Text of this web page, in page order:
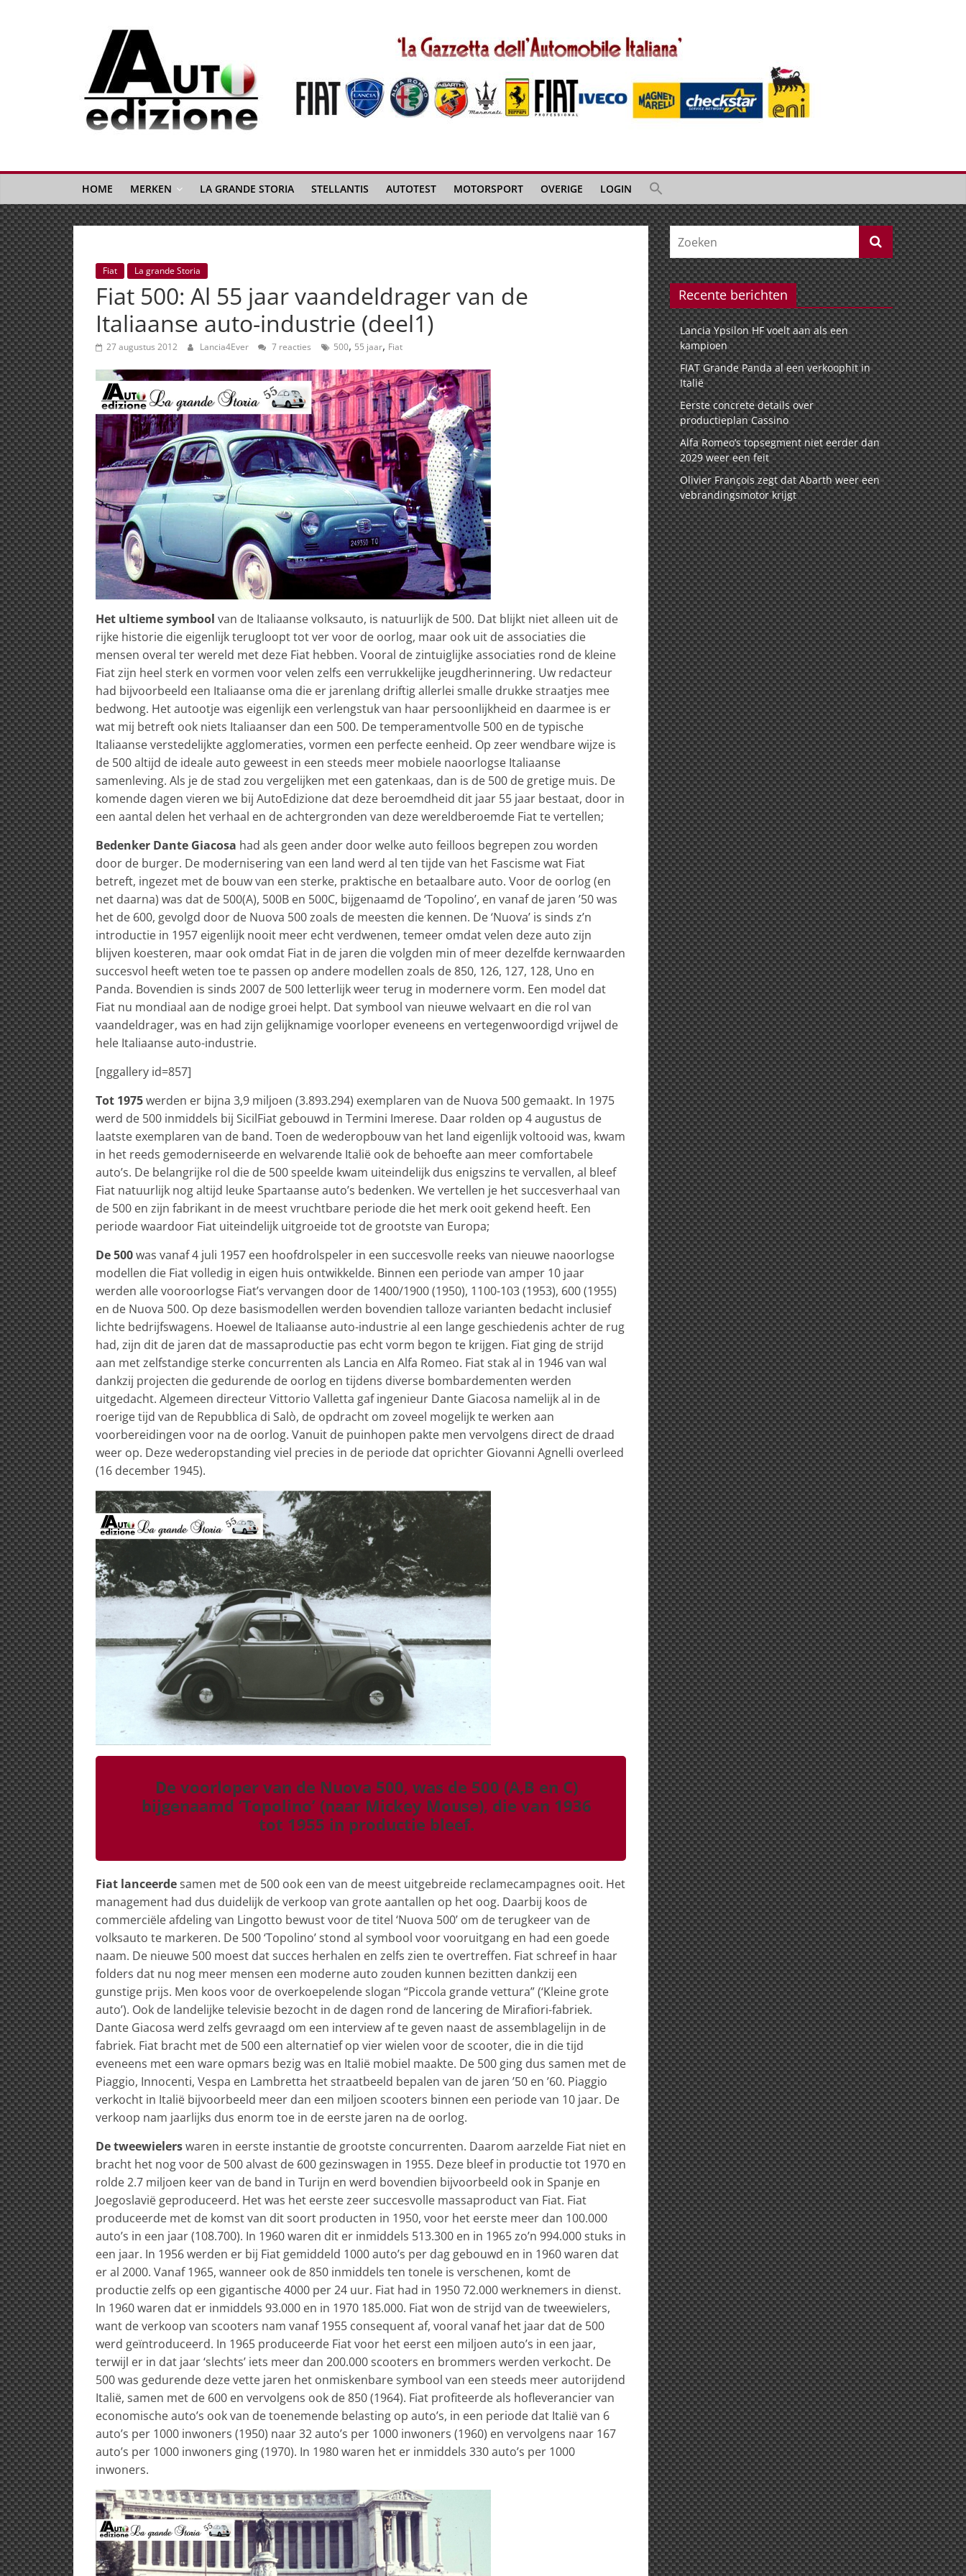
Auto
Edizione
La
Gazetta
dell'Automobile
Italiana
|
Italiaans
autonieuws
&
lifestyle
HOME MERKEN LA GRANDE STORIA STELLANTIS AUTOTEST MOTORSPORT OVERIGE LOGIN
Fiat La grande Storia
Fiat 500: Al 55 jaar vaandeldrager van de
Italiaanse auto-industrie (deel1)
27 augustus 2012 Lancia4Ever 7 reacties 500, 55 jaar, Fiat
Het ultieme symbool van de Italiaanse volksauto, is natuurlijk de 500. Dat blijkt niet alleen uit de
rijke historie die eigenlijk terugloopt tot ver voor de oorlog, maar ook uit de associaties die
mensen overal ter wereld met deze Fiat hebben. Vooral de zintuiglijke associaties rond de kleine
Fiat zijn heel sterk en vormen voor velen zelfs een verrukkelijke jeugdherinnering. Uw redacteur
had bijvoorbeeld een Italiaanse oma die er jarenlang driftig allerlei smalle drukke straatjes mee
bedwong. Het autootje was eigenlijk een verlengstuk van haar persoonlijkheid en daarmee is er
wat mij betreft ook niets Italiaanser dan een 500. De temperamentvolle 500 en de typische
Italiaanse verstedelijkte agglomeraties, vormen een perfecte eenheid. Op zeer wendbare wijze is
de 500 altijd de ideale auto geweest in een steeds meer mobiele naoorlogse Italiaanse
samenleving. Als je de stad zou vergelijken met een gatenkaas, dan is de 500 de gretige muis. De
komende dagen vieren we bij AutoEdizione dat deze beroemdheid dit jaar 55 jaar bestaat, door in
een aantal delen het verhaal en de achtergronden van deze wereldberoemde Fiat te vertellen;
Bedenker Dante Giacosa had als geen ander door welke auto feilloos begrepen zou worden
door de burger. De modernisering van een land werd al ten tijde van het Fascisme wat Fiat
betreft, ingezet met de bouw van een sterke, praktische en betaalbare auto. Voor de oorlog (en
net daarna) was dat de 500(A), 500B en 500C, bijgenaamd de ‘Topolino’, en vanaf de jaren ’50 was
het de 600, gevolgd door de Nuova 500 zoals de meesten die kennen. De ‘Nuova’ is sinds z’n
introductie in 1957 eigenlijk nooit meer echt verdwenen, temeer omdat velen deze auto zijn
blijven koesteren, maar ook omdat Fiat in de jaren die volgden min of meer dezelfde kernwaarden
succesvol heeft weten toe te passen op andere modellen zoals de 850, 126, 127, 128, Uno en
Panda. Bovendien is sinds 2007 de 500 letterlijk weer terug in modernere vorm. Een model dat
Fiat nu mondiaal aan de nodige groei helpt. Dat symbool van nieuwe welvaart en die rol van
vaandeldrager, was en had zijn gelijknamige voorloper eveneens en vertegenwoordigd vrijwel de
hele Italiaanse auto-industrie.
[nggallery id=857]
Tot 1975werden er bijna 3,9 miljoen (3.893.294) exemplaren van de Nuova 500 gemaakt. In 1975
werd de 500 inmiddels bij SicilFiat gebouwd in Termini Imerese. Daar rolden op 4 augustus de
laatste exemplaren van de band. Toen de wederopbouw van het land eigenlijk voltooid was, kwam
in het reeds gemoderniseerde en welvarende Italië ook de behoefte aan meer comfortabele
auto’s. De belangrijke rol die de 500 speelde kwam uiteindelijk dus enigszins te vervallen, al bleef
Fiat natuurlijk nog altijd leuke Spartaanse auto’s bedenken. We vertellen je het succesverhaal van
de 500 en zijn fabrikant in de meest vruchtbare periode die het merk ooit gekend heeft. Een
periode waardoor Fiat uiteindelijk uitgroeide tot de grootste van Europa;
De 500was vanaf 4 juli 1957 een hoofdrolspeler in een succesvolle reeks van nieuwe naoorlogse
modellen die Fiat volledig in eigen huis ontwikkelde. Binnen een periode van amper 10 jaar
werden alle vooroorlogse Fiat’s vervangen door de 1400/1900 (1950), 1100-103 (1953), 600 (1955)
en de Nuova 500. Op deze basismodellen werden bovendien talloze varianten bedacht inclusief
lichte bedrijfswagens. Hoewel de Italiaanse auto-industrie al een lange geschiedenis achter de rug
had, zijn dit de jaren dat de massaproductie pas echt vorm begon te krijgen. Fiat ging de strijd
aan met zelfstandige sterke concurrenten als Lancia en Alfa Romeo. Fiat stak al in 1946 van wal
dankzij projecten die gedurende de oorlog en tijdens diverse bombardementen werden
uitgedacht. Algemeen directeur Vittorio Valletta gaf ingenieur Dante Giacosa namelijk al in de
roerige tijd van de Repubblica di Salò, de opdracht om zoveel mogelijk te werken aan
voorbereidingen voor na de oorlog. Vanuit de puinhopen pakte men vervolgens direct de draad
weer op. Deze wederopstanding viel precies in de periode dat oprichter Giovanni Agnelli overleed
(16 december 1945).
De voorloper van de Nuova 500, was de 500 (A,B en C)
bijgenaamd ‘Topolino’ (naar Mickey Mouse), die van 1936
tot 1955 in productie bleef.
Fiat lanceerdesamen met de 500 ook een van de meest uitgebreide reclamecampagnes ooit. Het
management had dus duidelijk de verkoop van grote aantallen op het oog. Daarbij koos de
commerciële afdeling van Lingotto bewust voor de titel ‘Nuova 500’ om de terugkeer van de
volksauto te markeren. De 500 ‘Topolino’ stond al symbool voor vooruitgang en had een goede
naam. De nieuwe 500 moest dat succes herhalen en zelfs zien te overtreffen. Fiat schreef in haar
folders dat nu nog meer mensen een moderne auto zouden kunnen bezitten dankzij een
gunstige prijs. Men koos voor de overkoepelende slogan “Piccola grande vettura” (‘Kleine grote
auto’). Ook de landelijke televisie bezocht in de dagen rond de lancering de Mirafiori-fabriek.
Dante Giacosa werd zelfs gevraagd om een interview af te geven naast de assemblagelijn in de
fabriek. Fiat bracht met de 500 een alternatief op vier wielen voor de scooter, die in die tijd
eveneens met een ware opmars bezig was en Italië mobiel maakte. De 500 ging dus samen met de
Piaggio, Innocenti, Vespa en Lambretta het straatbeeld bepalen van de jaren ’50 en ’60. Piaggio
verkocht in Italië bijvoorbeeld meer dan een miljoen scooters binnen een periode van 10 jaar. De
verkoop nam jaarlijks dus enorm toe in de eerste jaren na de oorlog.
De tweewielerswaren in eerste instantie de grootste concurrenten. Daarom aarzelde Fiat niet en
bracht het nog voor de 500 alvast de 600 gezinswagen in 1955. Deze bleef in productie tot 1970 en
rolde 2.7 miljoen keer van de band in Turijn en werd bovendien bijvoorbeeld ook in Spanje en
Joegoslavië geproduceerd. Het was het eerste zeer succesvolle massaproduct van Fiat. Fiat
produceerde met de komst van dit soort producten in 1950, voor het eerste meer dan 100.000
auto’s in een jaar (108.700). In 1960 waren dit er inmiddels 513.300 en in 1965 zo’n 994.000 stuks in
een jaar. In 1956 werden er bij Fiat gemiddeld 1000 auto’s per dag gebouwd en in 1960 waren dat
er al 2000. Vanaf 1965, wanneer ook de 850 inmiddels ten tonele is verschenen, komt de
productie zelfs op een gigantische 4000 per 24 uur. Fiat had in 1950 72.000 werknemers in dienst.
In 1960 waren dat er inmiddels 93.000 en in 1970 185.000. Fiat won de strijd van de tweewielers,
want de verkoop van scooters nam vanaf 1955 consequent af, vooral vanaf het jaar dat de 500
werd geïntroduceerd. In 1965 produceerde Fiat voor het eerst een miljoen auto’s in een jaar,
terwijl er in dat jaar ‘slechts’ iets meer dan 200.000 scooters en brommers werden verkocht. De
500 was gedurende deze vette jaren het onmiskenbare symbool van een steeds meer autorijdend
Italië, samen met de 600 en vervolgens ook de 850 (1964). Fiat profiteerde als hofleverancier van
economische auto’s ook van de toenemende belasting op auto’s, in een periode dat Italië van 6
auto’s per 1000 inwoners (1950) naar 32 auto’s per 1000 inwoners (1960) en vervolgens naar 167
auto’s per 1000 inwoners ging (1970). In 1980 waren het er inmiddels 330 auto’s per 1000
inwoners.
Recente berichten
Lancia Ypsilon HF voelt aan als een
kampioen
FIAT Grande Panda al een verkoophit in
Italië
Eerste concrete details over
productieplan Cassino
Alfa Romeo’s topsegment niet eerder dan
2029 weer een feit
Olivier François zegt dat Abarth weer een
vebrandingsmotor krijgt